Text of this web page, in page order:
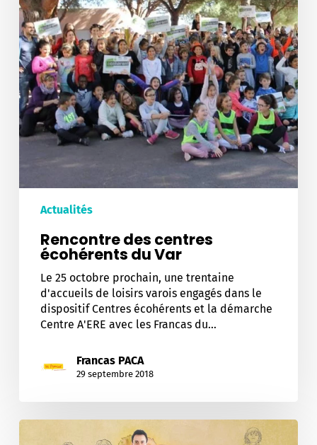
Actualités
Rencontre des centres
écohérents du Var
Le 25 octobre prochain, une trentaine
d'accueils de loisirs varois engagés dans le
dispositif Centres écohérents et la démarche
Centre A'ERE avec les Francas du…
Francas PACA
29 septembre 2018
L’application